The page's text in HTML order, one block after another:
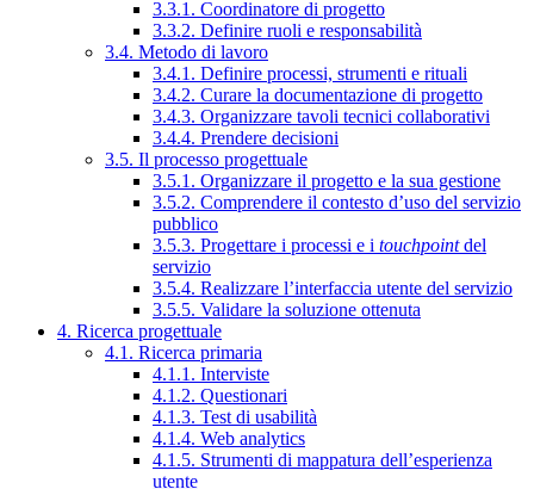
3.3.1. Coordinatore di progetto
3.3.2. Definire ruoli e responsabilità
3.4. Metodo di lavoro
3.4.1. Definire processi, strumenti e rituali
3.4.2. Curare la documentazione di progetto
3.4.3. Organizzare tavoli tecnici collaborativi
3.4.4. Prendere decisioni
3.5. Il processo progettuale
3.5.1. Organizzare il progetto e la sua gestione
3.5.2. Comprendere il contesto d’uso del servizio
pubblico
3.5.3. Progettare i processi e i touchpointdel
servizio
3.5.4. Realizzare l’interfaccia utente del servizio
3.5.5. Validare la soluzione ottenuta
4. Ricerca progettuale
4.1. Ricerca primaria
4.1.1. Interviste
4.1.2. Questionari
4.1.3. Test di usabilità
4.1.4. Web analytics
4.1.5. Strumenti di mappatura dell’esperienza
utente